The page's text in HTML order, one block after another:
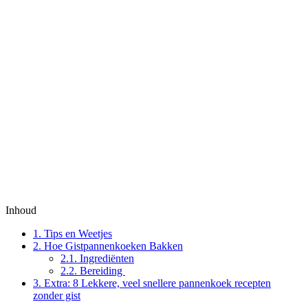
Inhoud
1. Tips en Weetjes
2. Hoe Gistpannenkoeken Bakken
2.1. Ingrediënten
2.2. Bereiding
3. Extra: 8 Lekkere, veel snellere pannenkoek recepten
zonder gist